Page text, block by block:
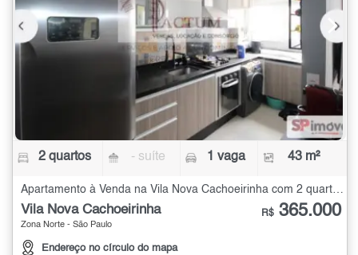
2 quartos - suíte 1 vaga 43 m²
Apartamento à Venda na Vila Nova Cachoeirinha com 2 quartos - 43 m²
Vila Nova Cachoeirinha
Zona Norte - São Paulo
Endereço no círculo do mapa
R$ 365.000